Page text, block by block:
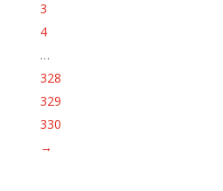
3
4
…
328
329
330
→